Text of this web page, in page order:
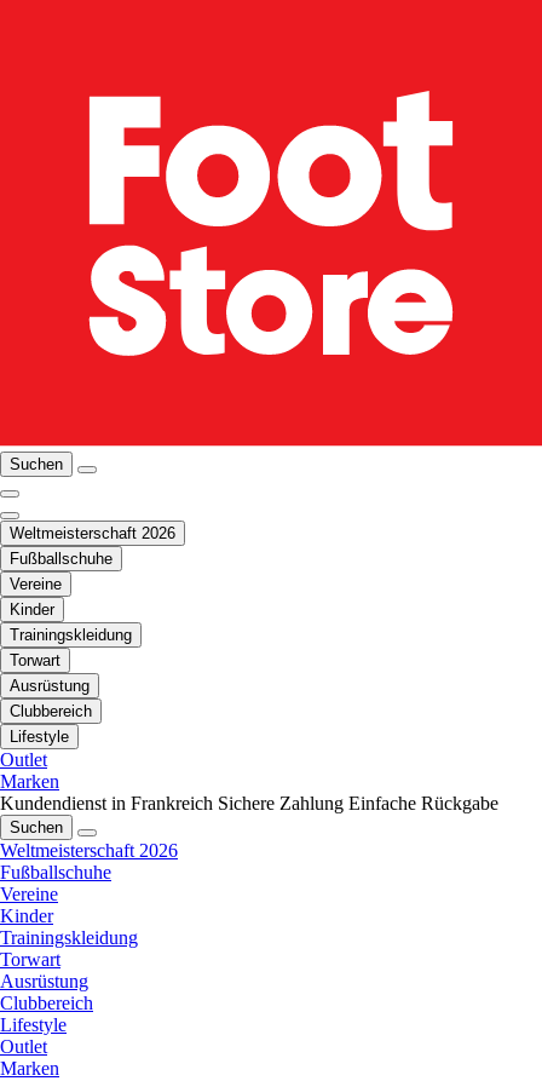
Suchen
Weltmeisterschaft 2026
Fußballschuhe
Vereine
Kinder
Trainingskleidung
Torwart
Ausrüstung
Clubbereich
Lifestyle
Outlet
Marken
Kundendienst in Frankreich Sichere Zahlung Einfache Rückgabe
Suchen
Weltmeisterschaft 2026
Fußballschuhe
Vereine
Kinder
Trainingskleidung
Torwart
Ausrüstung
Clubbereich
Lifestyle
Outlet
Marken